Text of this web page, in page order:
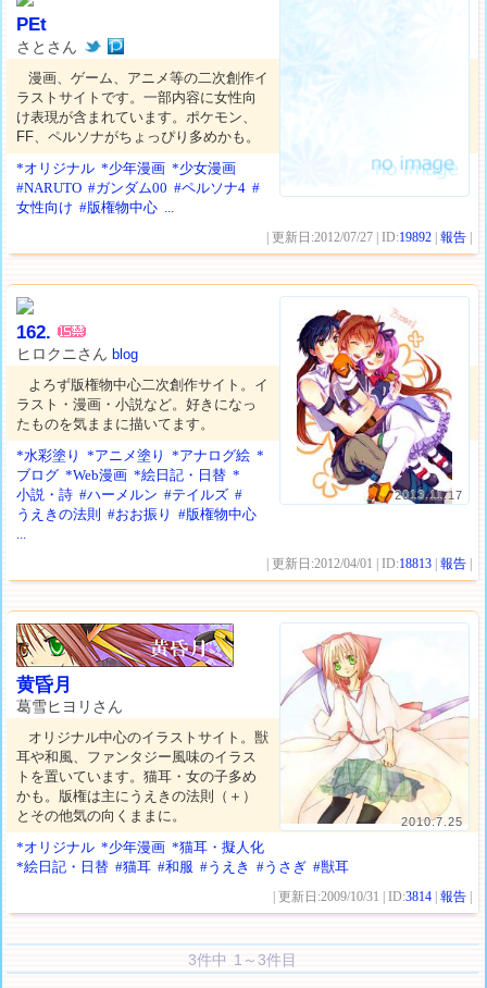
PEt
さとさん
漫画、ゲーム、アニメ等の二次創作イ
ラストサイトです。一部内容に女性向
け表現が含まれています。ポケモン、
FF、ペルソナがちょっぴり多めかも。
*オリジナル *少年漫画 *少女漫画
#NARUTO #ガンダム00 #ペルソナ4 #
女性向け #版権物中心 ...
| 更新日:2012/07/27 | ID:19892 |報告
2013.11.17
162.
ヒロクニさんblog
よろず版権物中心二次創作サイト。イ
ラスト・漫画・小説など。好きになっ
たものを気ままに描いてます。
*水彩塗り
*アニメ塗り *アナログ絵 *
ブログ *Web漫画 *絵日記・日替 *
小説・詩 #ハーメルン #テイルズ #
うえきの法則
#おお振り
#版権物中心
...
| 更新日:2012/04/01 | ID:18813 |報告
2010.7.25
黄昏月
葛雪ヒヨリさん
オリジナル中心のイラストサイト。獣
耳や和風、ファンタジー風味のイラス
トを置いています。猫耳・女の子多め
かも。版権は主にうえきの法則（＋）
とその他気の向くままに。
*オリジナル *少年漫画 *猫耳・擬人化
*絵日記・日替 #猫耳 #和服 #うえき #うさぎ #獣耳
| 更新日:2009/10/31 | ID:3814 |報告
3件中 1～3件目